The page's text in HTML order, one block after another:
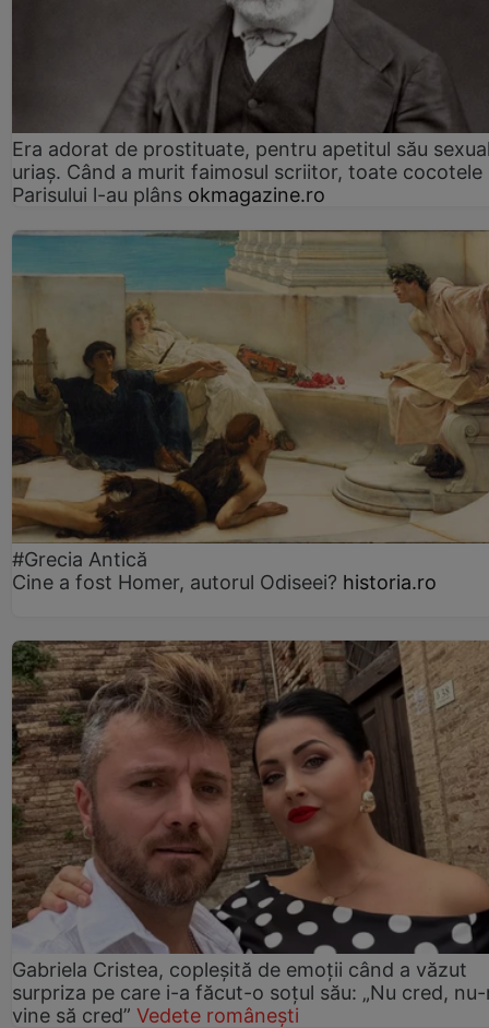
Era adorat de prostituate, pentru apetitul său
uriaș. Când a murit faimosul scriitor, toate cocotele
Parisului l-au plâns okmagazine.ro
#Grecia Antică
Cine a fost Homer, autorul Odiseei? historia.ro
Gabriela Cristea, copleșită de emoții când a văzut
surpriza pe care i-a făcut-o soțul său: „Nu cred,
vine să cred” Vedete românești